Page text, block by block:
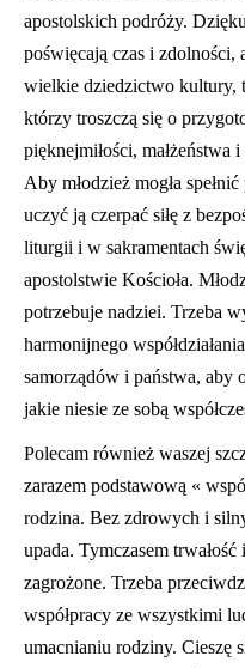
apostolskich podróży.
poświęcają czas i zdolności,
wielkie dziedzictwo kultury,
którzy troszczą się o
pięknejmiłości,
Aby młodzież mogła
uczyć ją czerpać siłę z
liturgii i w sakramentach
apostolstwie Kościoła.
potrzebuje nadziei. Trzeba
harmonijnego
samorządów i państwa, aby
jakie niesie ze sobą
Polecam również waszej
zarazem podstawową «
rodzina. Bez zdrowych i
upada. Tymczasem
zagrożone. Trzeba
współpracy ze wszystkimi
umacnianiu rodziny. Cieszę